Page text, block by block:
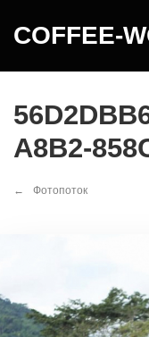
COFFEE-
A8B2-
Фотопоток